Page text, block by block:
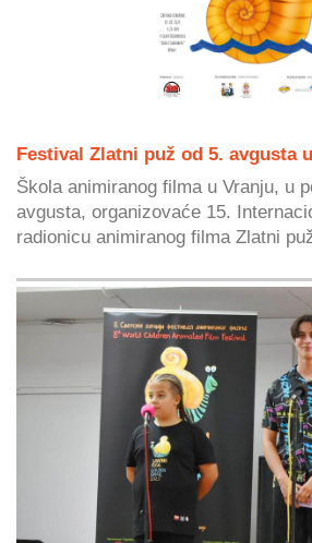
Festival Zlatni puž od 5. avgusta
Škola animiranog filma u Vranju, u
avgusta, organizovaće 15.
radionicu animiranog filma Zlatni